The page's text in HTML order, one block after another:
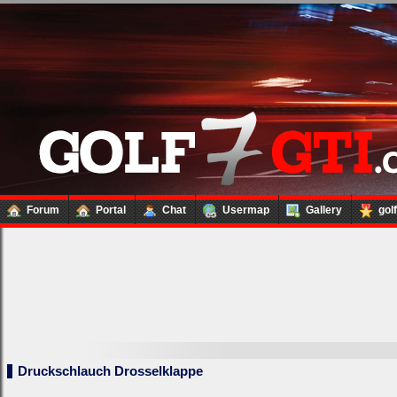
Forum Portal Chat Usermap Gallery
Druckschlauch Drosselklappe